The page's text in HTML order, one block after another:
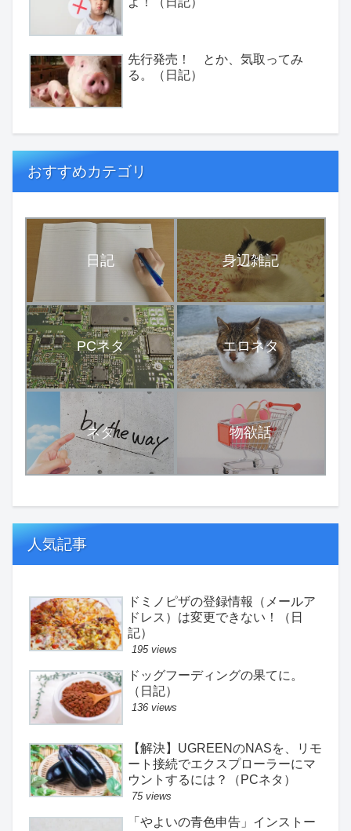
先行発売！ とか、気取ってみ
る。（日記）
おすすめカテゴリ
日記 身辺雑記
PCネタ エロネタ
ネタ 物欲話
人気記事
ドミノピザの登録情報（メールア
ドレス）は変更できない！（日
記）
195 views
ドッグフーディングの果てに。
（日記）
136 views
【解決】UGREENのNASを、リモ
ート接続でエクスプローラーにマ
ウントするには？（PCネタ）
75 views
「やよいの青色申告」インストー